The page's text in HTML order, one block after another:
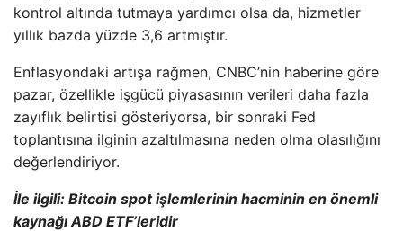
kontrol altında tutmaya yardımcı olsa da, hizmetler
yıllık bazda yüzde 3,6 artmıştır.
Enflasyondaki artışa rağmen, CNBC’nin haberine göre
pazar, özellikle işgücü piyasasının verileri daha fazla
zayıflık belirtisi gösteriyorsa, bir sonraki Fed
toplantısına ilginin azaltılmasına neden olma olasılığını
değerlendiriyor.
İle ilgili: Bitcoin spot işlemlerinin hacminin en önemli
kaynağı ABD ETF’leridir